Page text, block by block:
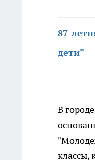
87-
дети"
В
классы,